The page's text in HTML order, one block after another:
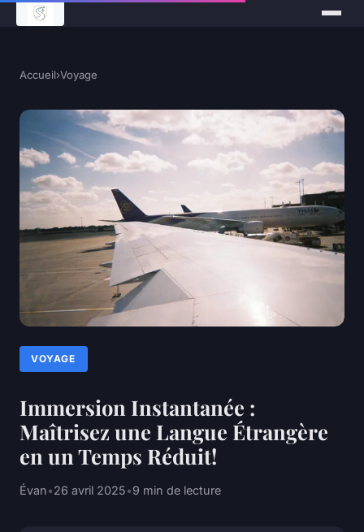
Accueil›Voyage
VOYAGE
Immersion Instantanée :
Maîtrisez une Langue Étrangère
en un Temps Réduit!
Évan•26 avril 2025•9 min de lecture